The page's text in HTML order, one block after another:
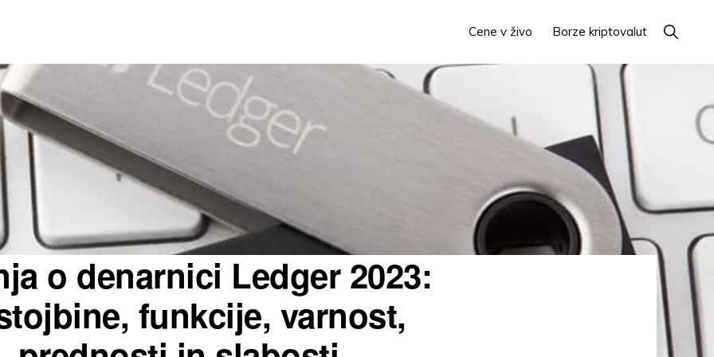
Cene v živo Borze kriptovalut Prikaži
iskanje
o denarnici Ledger 2023:
funkcije, varnost,